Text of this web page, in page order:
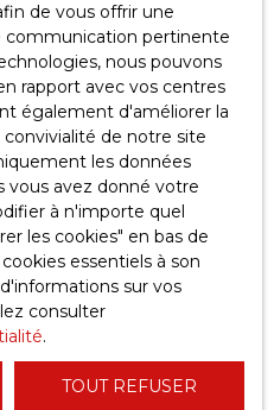
lignesemblent pratiques.
une estimation du
fiabilité reste limitée.
des données
en compte les
Par exemple, l’état réel
sont souvent ignorés.
être imprécis. Une
surestimer ou sous-
ce cas, cela peut ralentir
locale connaît
de vous offrir une
communication pertinente
nous pouvons
rapport avec vos centres
également d'améliorer la
de notre site
les données
vous avez donné votre
à n'importe quel
les cookies″ en bas de
essentiels à son
sur vos
consulter
.
TOUT REFUSER